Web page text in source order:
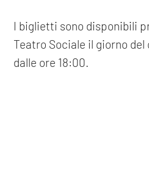
I biglietti sono disponibili
Teatro Sociale il giorno
dalle ore 18:00.